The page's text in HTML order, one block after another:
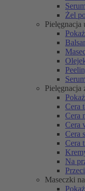
Żel
Pielęgnacja
Pielęgnacja
Cera
Cera
Cera
Cera
Cera
Na
Maseczki